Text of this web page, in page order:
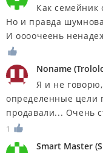
Как семейник
Но и правда
И оооочеень
Noname (
Я и не
определенные цели
продавали... Очень
1
Smart Master (